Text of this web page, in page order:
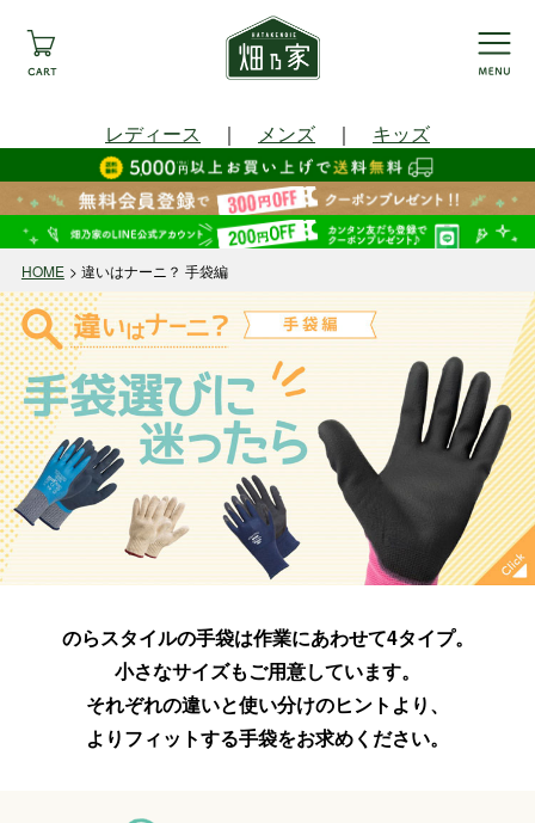
レディース ｜ メンズ ｜ キッズ
HOME 違いはナーニ？ 手袋編
のらスタイルの手袋は作業にあわせて4タイプ。
小さなサイズもご用意しています。
それぞれの違いと使い分けのヒントより、
よりフィットする手袋をお求めください。